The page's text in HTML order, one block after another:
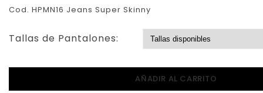
Cod. HPMN16 Jeans Super Skinny
Tallas de Pantalones:
AÑADIR AL CARRITO